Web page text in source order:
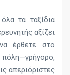
τα ταξίδια
αξίζει
έρθετε στο
απεριόριστες